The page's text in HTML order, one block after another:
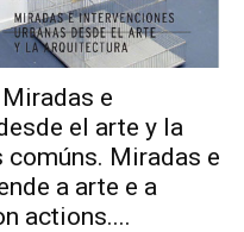
e
el arte y la
Miradas e
a arte e a
actions....